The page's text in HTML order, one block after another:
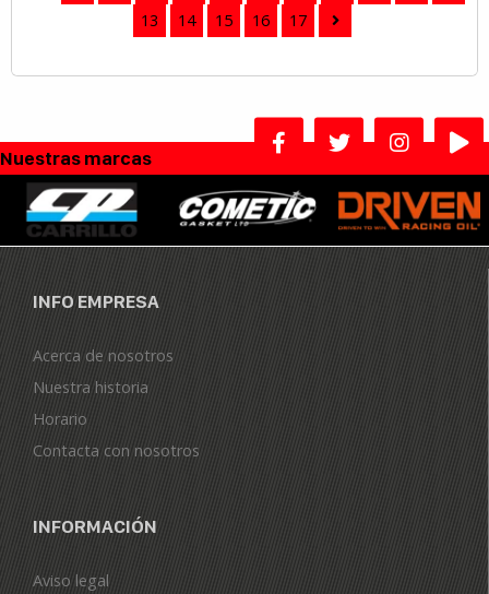
13
14 15 16 17
Nuestras marcas
INFO EMPRESA
Acerca de nosotros
Nuestra historia
Horario
Contacta con nosotros
INFORMACIÓN
Aviso legal